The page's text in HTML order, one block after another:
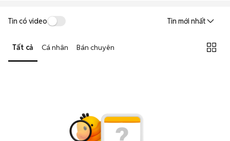
Tin có video Tin mới nhất
Tất cả Cá nhân Bán chuyên